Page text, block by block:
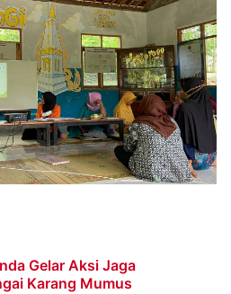
Gelar Aksi Jaga
Karang Mumus